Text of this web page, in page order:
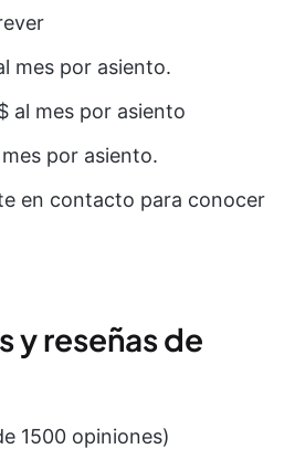
mes por asiento.
al mes por asiento
mes por asiento.
en contacto para conocer
y reseñas de
1500 opiniones)